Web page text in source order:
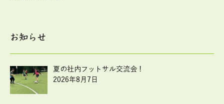
お知らせ
夏の社内フットサル交流会！
2026年8月7日